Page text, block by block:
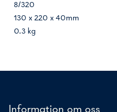
8/320
130 x 220 x 40mm
0.3 kg